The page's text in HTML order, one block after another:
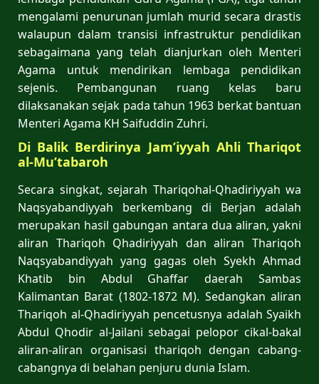
mengalami penurunan jumlah murid secara drastis
walaupun dalam transisi infrastruktur pendidikan
sebagaimana yang telah dianjurkan oleh Menteri
Agama untuk mendirikan lembaga pendidikan
sejenis. Pembangunan ruang kelas baru
dilaksanakan sejak pada tahun 1963 berkat bantuan
Menteri Agama KH Saifuddin Zuhri.
Di Balik Berdirinya Jam’iyyah Ahli Thariqot
al-Mu’tabaroh
Secara singkat, sejarah Thariqohal-Qhadiriyyah wa
Naqsyabandiyyah berkembang di Berjan adalah
merupakan hasil gabungan antara dua aliran, yakni
aliran Thariqoh Qhadiriyyah dan aliran Thariqoh
Naqsyabandiyyah yang gagas oleh Syekh Ahmad
Khatib bin Abdul Ghaffar daerah Sambas
Kalimantan Barat (1802-1872 M). Sedangkan aliran
Thariqoh al-Qhadiriyyah pencetusnya adalah Syaikh
Abdul Qhodir al-Jailani sebagai pelopor cikal-bakal
aliran-aliran organisasi thariqoh dengan cabang-
cabangnya di belahan penjuru dunia Islam.